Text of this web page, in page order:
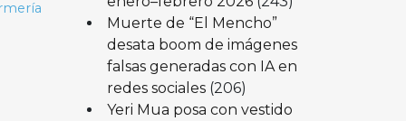
Muerte de “El Mencho”
desata boom de imágenes
falsas generadas con IA en
redes sociales (206)
Yeri Mua posa con vestido